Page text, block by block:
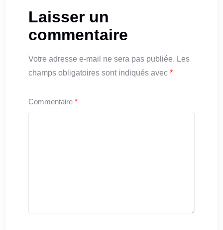
Laisser un
commentaire
Votre adresse e-mail ne sera pas publiée. Les
champs obligatoires sont indiqués avec *
Commentaire *